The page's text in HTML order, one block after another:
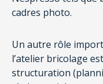
cadres photo.
Un autre rôle
l’atelier bricolage
structuration